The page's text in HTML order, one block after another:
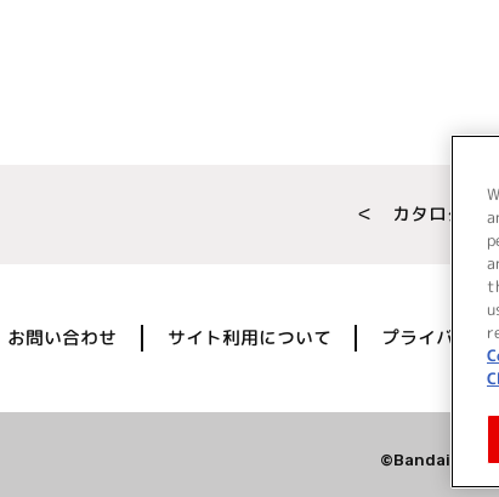
＜ カタログサ
お問い合わせ サイト利用について プライバシー
©Bandai